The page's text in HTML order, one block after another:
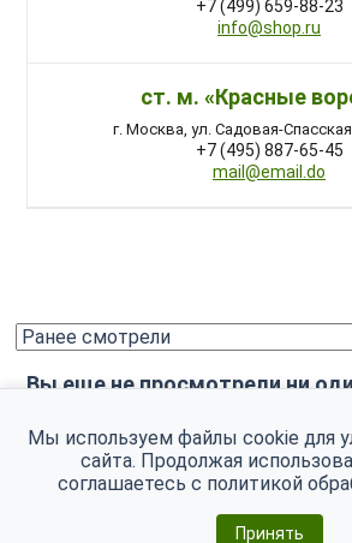
+7 (499) 659-88-23
info@shop.ru
ст. м. «Красные
г. Москва, ул. Садовая-
+7 (495) 887-65-45
mail@email.do
Вы еще не просмотрели ни
Мы используем файлы cookie для
сайта. Продолжая
соглашаетесь с политикой
Принять